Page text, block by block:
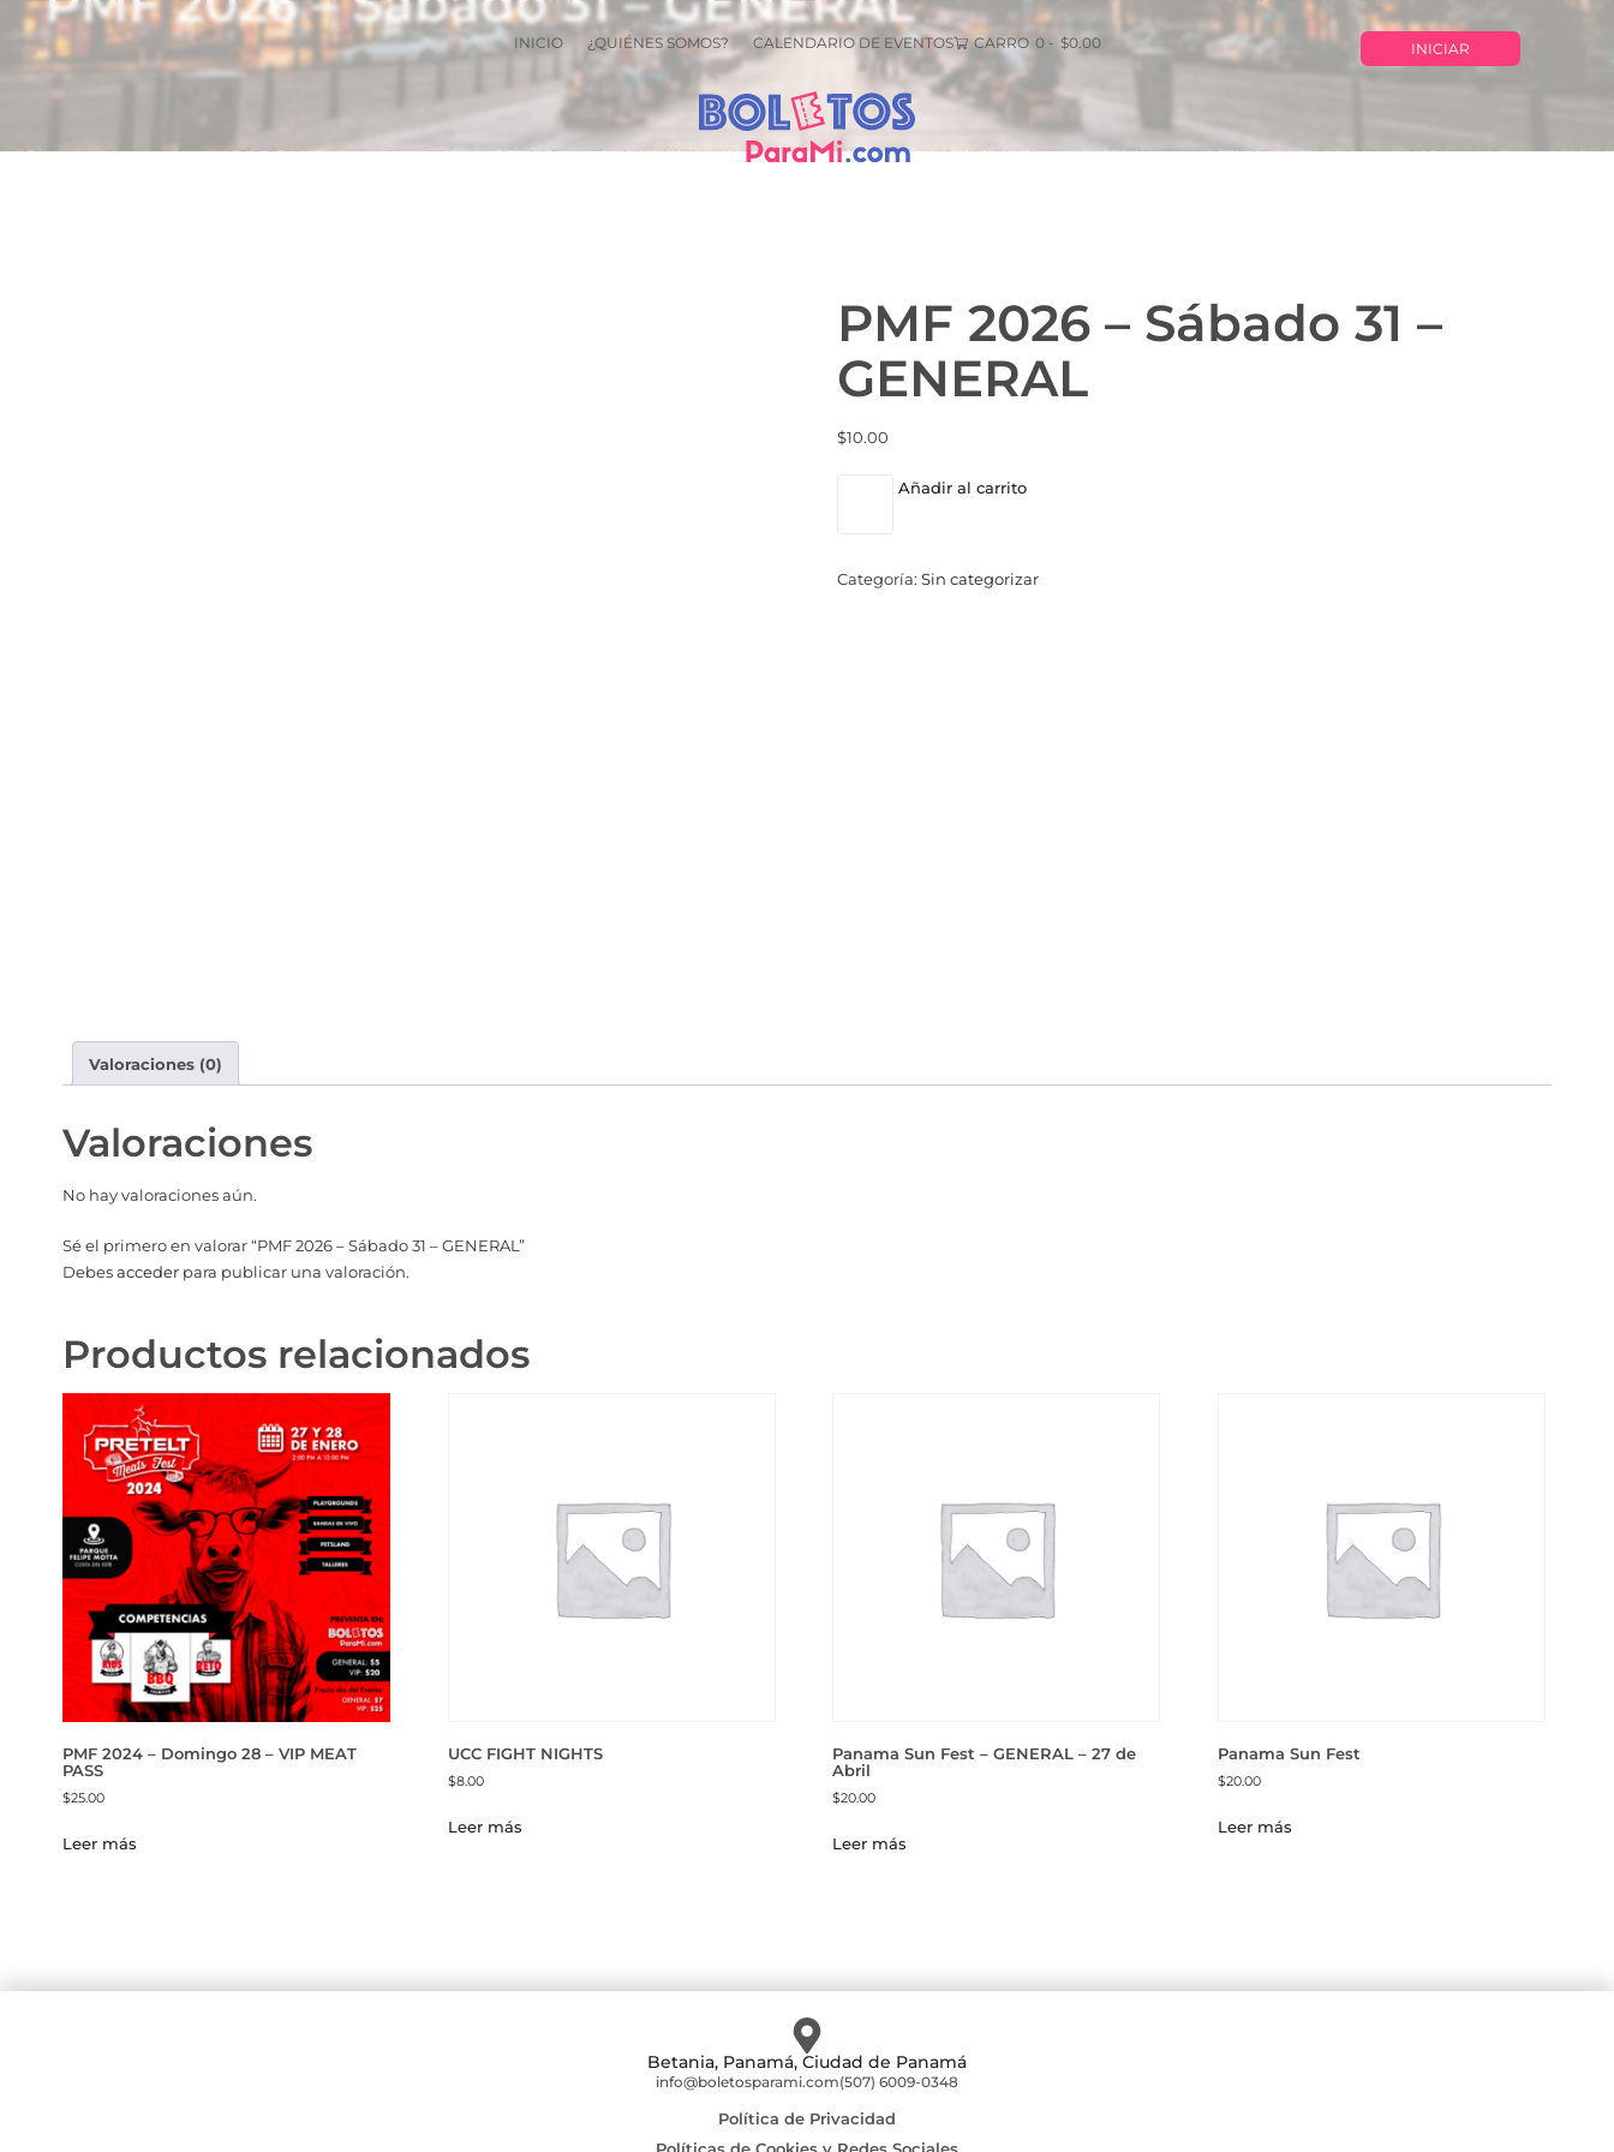
INICIO ¿QUIÉNES SOMOS? CALENDARIO DE EVENTOS CARRO 0- $0.00 INICIAR
PMF 2026 – Sábado 31 –
GENERAL
$10.00
Añadir al carrito
Categoría: Sin categorizar
Valoraciones (0)
Valoraciones
No hay valoraciones aún.
Sé el primero en valorar “PMF 2026 – Sábado 31 – GENERAL”
Debesacceder para publicar una valoración.
Productos relacionados
PMF 2024 – Domingo 28 – VIP MEAT
PASS
$25.00
Leer más
UCC FIGHT NIGHTS
$8.00
Leer más
Panama Sun Fest – GENERAL – 27 de
Abril
$20.00
Leer más
Panama Sun Fest
$20.00
Leer más
Betania, Panamá, Ciudad de Panamá
info@boletosparami.com(507) 6009-0348
Política de Privacidad
Políticas de Cookies y Redes Sociales